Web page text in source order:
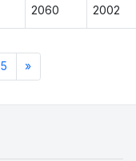
2060 2002
5 »